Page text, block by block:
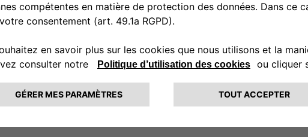
66(prix d’un appel local), du lundi au vendredi de 09h00 à 20h00 et le samedi de 10h00 à